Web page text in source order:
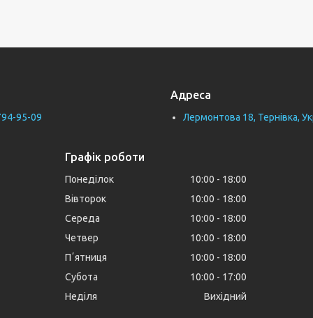
95-09
Адреса
Лермонтова 18, Тернівка,
Графік роботи
Понеділок 10:00
18:00
Вівторок
10:00
18:00
Середа
10:00
18:00
Четвер
10:00
18:00
Пʼятниця
10:00
18:00
Субота
10:00
17:00
Неділя
Вихідний